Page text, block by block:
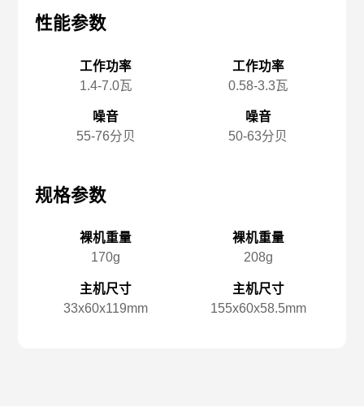
性能参数
工作功率
1.4-7.0瓦
噪音
55-76分贝
规格参数
裸机重量
170g
主机尺寸
33x️60x️119mm
工作功率
0.58-3.3瓦
噪音
50-63分贝
裸机重量
208g
主机尺寸
155x️60x️58.5mm